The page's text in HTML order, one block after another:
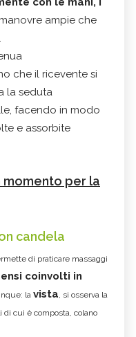
ampie che
che il ricevente si
la seduta
facendo in modo
e assorbite
momento per la
candela
di praticare massaggi
coinvolti in
la vista, si osserva la
cui è composta, colano